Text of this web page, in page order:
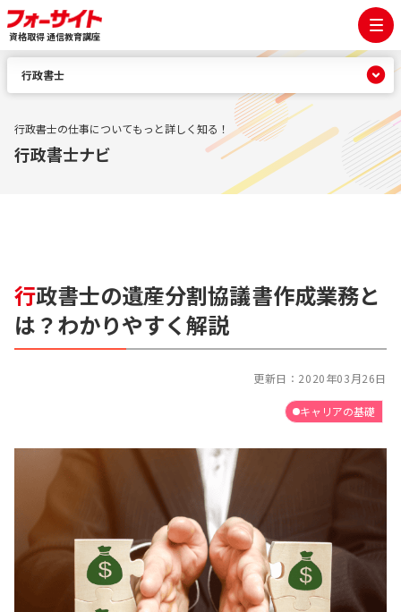
資格取得 通信教育講座
行政書士の仕事についてもっと詳しく知る！
行政書士ナビ
行政書士の遺産分割協議書作成業務と
は？わかりやすく解説
更新日： 2020年03月26日
キャリアの基礎
行政書士